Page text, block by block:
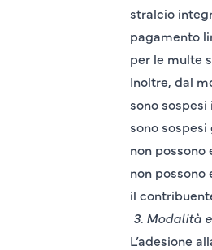
stralcio
pagamento
per le multe
Inoltre, dal
sono
sono
non
non
il
3. Modalità
L’adesione